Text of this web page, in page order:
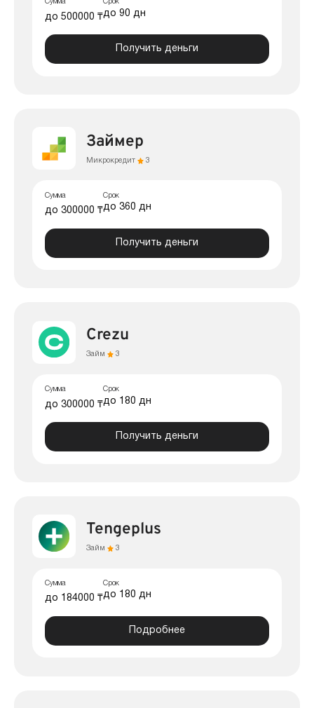
Сумма
до 500000 ₸
Срок
до 90 дн
Получить деньги
Займер
Микрокредит 3
Сумма
до 300000 ₸
Срок
до 360 дн
Получить деньги
Crezu
Займ 3
Сумма
до 300000 ₸
Срок
до 180 дн
Получить деньги
Tengeplus
Займ 3
Сумма
до 184000 ₸
Срок
до 180 дн
Подробнее